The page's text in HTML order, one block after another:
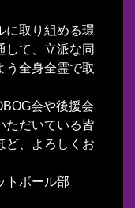
に取り組める環
して、立派な同
う全身全霊で取
会や後援会
ただいている皆
ど、よろしくお
トボール部